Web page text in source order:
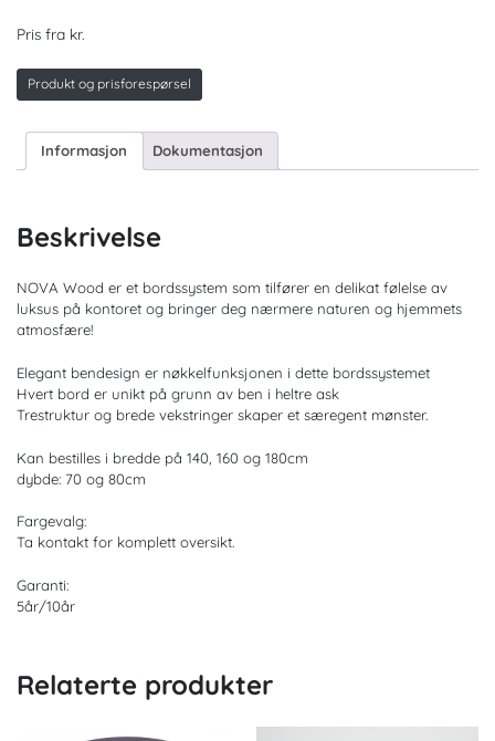
Pris fra kr.
Produkt og prisforespørsel
Informasjon Dokumentasjon
Beskrivelse
NOVA Wood er et bordssystem som tilfører en delikat følelse av
luksus på kontoret og bringer deg nærmere naturen og hjemmets
atmosfære!
Elegant bendesign er nøkkelfunksjonen i dette bordssystemet
Hvert bord er unikt på grunn av ben i heltre ask
Trestruktur og brede vekstringer skaper et særegent mønster.
Kan bestilles i bredde på 140, 160 og 180cm
dybde: 70 og 80cm
Fargevalg:
Ta kontakt for komplett oversikt.
Garanti:
5år/10år
Relaterte produkter